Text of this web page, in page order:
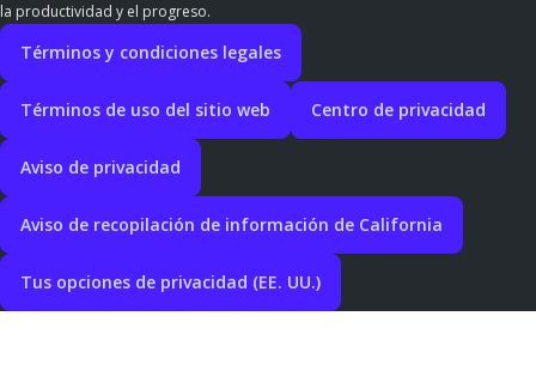
la productividad y el progreso.
Términos y condiciones legales
Términos de uso del sitio web Centro de privacidad
Aviso de privacidad
Aviso de recopilación de información de California
Tus opciones de privacidad (EE. UU.)